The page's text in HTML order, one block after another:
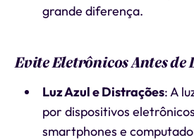
grande diferença.
Evite Eletrônicos Antes
Luz Azul e Distrações: A
por dispositivos
smartphones e